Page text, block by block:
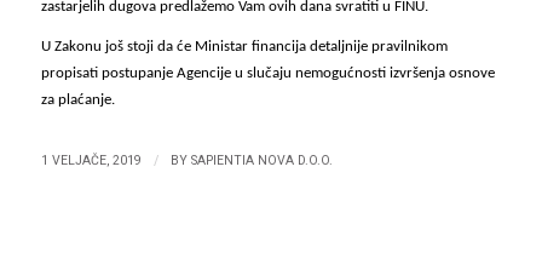
zastarjelih dugova predlažemo Vam ovih dana svratiti u FINU.
U Zakonu još stoji da će Ministar financija detaljnije pravilnikom
propisati postupanje Agencije u slučaju nemogućnosti izvršenja osnove
za plaćanje.
1 VELJAČE, 2019 / BY SAPIENTIA NOVA D.O.O.